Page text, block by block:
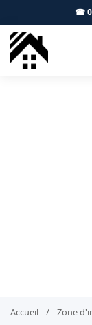
☎
Accueil / Zone